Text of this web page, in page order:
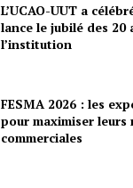
L’UCAO-UUT a
lance le jubilé des 20
l’institution
FESMA 2026 : les
pour maximiser leurs
commerciales